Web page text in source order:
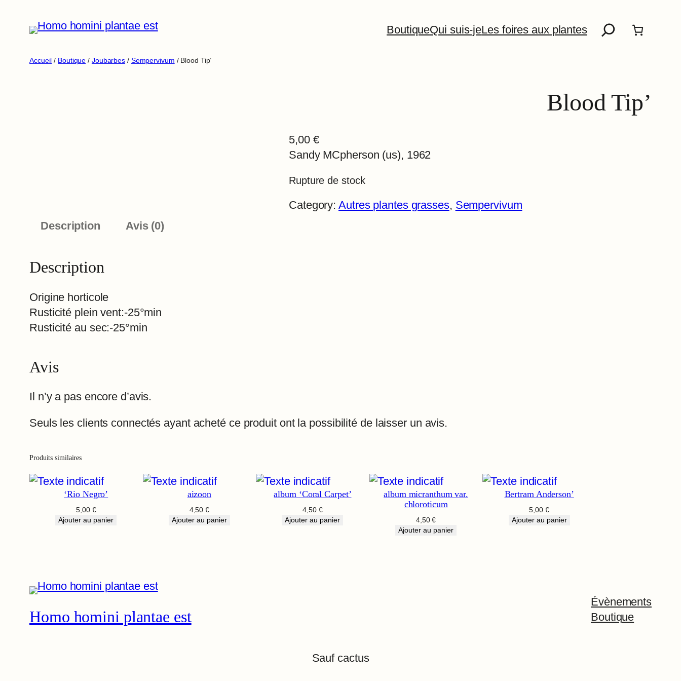
BoutiqueQui suis-jeLes foires aux plantes
Recherche
Accueil / Boutique / Joubarbes / Sempervivum / Blood Tip’
Blood Tip’
5,00 €
Sandy MCpherson (us), 1962
Rupture de stock
Category:Autres plantes grasses, Sempervivum
Description
Avis (0)
Description
Origine horticole
Rusticité plein vent:-25°min
Rusticité au sec:-25°min
Avis
Il n’y a pas encore d’avis.
Seuls les clients connectés ayant acheté ce produit ont la possibilité de laisser un avis.
Produits similaires
‘Rio Negro’
5,00 €
Ajouter au panier
aizoon
4,50€
Ajouter au panier
album ‘Coral Carpet’
4,50 €
Ajouter au panier
album micranthum var.
chloroticum
4,50€
Ajouter au panier
Bertram Anderson’
5,00 €
Ajouter au panier
Homo homini plantae est
Évènements
Boutique
Sauf cactus